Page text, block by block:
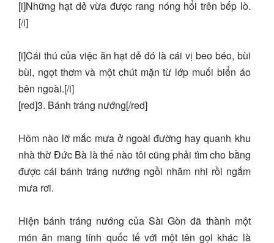
[i]Những hạt dẻ vừa được rang nóng hổi trên bếp lò.
[/i]
[i]Cái thú của việc ăn hạt dẻ đó là cái vị beo béo, bùi
bùi, ngọt thơm và một chút mặn từ lớp muối biển áo
bên ngoài.[/i]
[red]3. Bánh tráng nướng[/red]
Hôm nào lỡ mắc mưa ở ngoài đường hay quanh khu
nhà thờ Đức Bà là thế nào tôi cũng phải tìm cho bằng
được cái bánh tráng nướng ngồi nhăm nhi rồi ngắm
mưa rơi.
Hiện bánh tráng nướng của Sài Gòn đã thành một
món ăn mang tính quốc tế với một tên gọi khác là